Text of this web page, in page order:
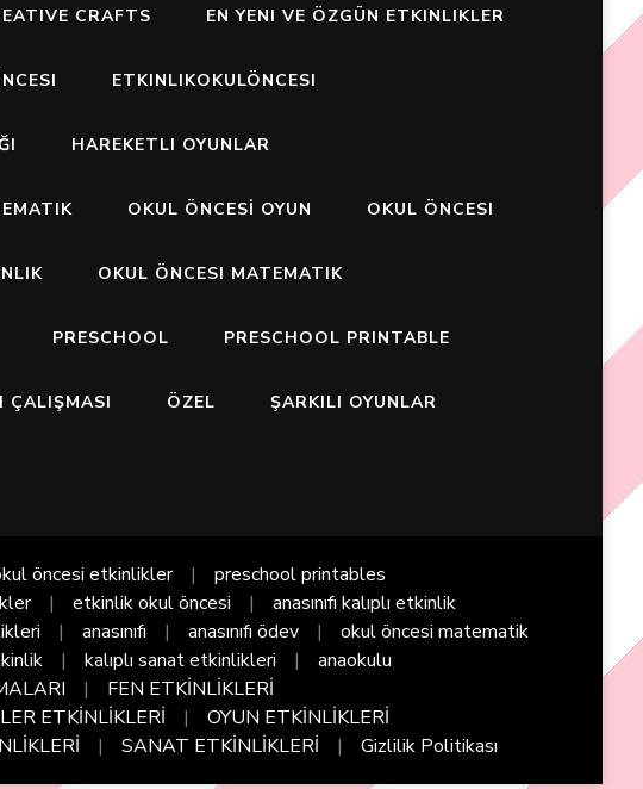
CRAFTS EN YENI VE ÖZGÜN ETKINLIKLER
ETKINLIKOKULÖNCESI
HAREKETLI OYUNLAR
OKUL ÖNCESİ OYUN OKUL ÖNCESI
OKUL ÖNCESI MATEMATIK
PRESCHOOL PRESCHOOL PRINTABLE
ÇALIŞMASI ÖZEL ŞARKILI OYUNLAR
öncesi etkinlikler
preschool printables
etkinlik okul öncesi
anasınıfı kalıplı etkinlik
anasınıfı anasınıfı ödev
okul öncesi matematik
kalıplı sanat etkinlikleri
anaokulu
FEN ETKİNLİKLERİ
ETKİNLİKLERİ
OYUN ETKİNLİKLERİ
SANAT ETKİNLİKLERİ Gizlilik Politikası